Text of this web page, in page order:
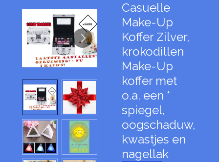
Casuelle
Make-Up
Koffer Zilver,
krokodillen
Make-Up
koffer met
o.a. een *
spiegel,
oogschaduw,
kwastjes en
nagellak